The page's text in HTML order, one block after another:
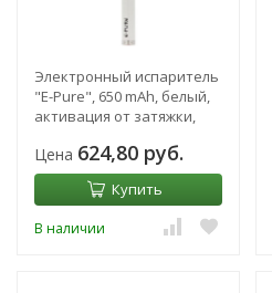
Электронный испаритель
"E-Pure", 650 mAh, белый,
активация от затяжки,
Цена 624,80 руб.
Купить
В наличии